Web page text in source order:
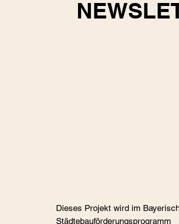
Dieses Projekt wird im
Städtebauförderungspro­gramm